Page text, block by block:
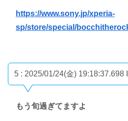
https://www.sony.jp/xperia-
sp/store/special/
5 : 2025/01/24(金) 19:18:37.698
もう旬過ぎてますよ